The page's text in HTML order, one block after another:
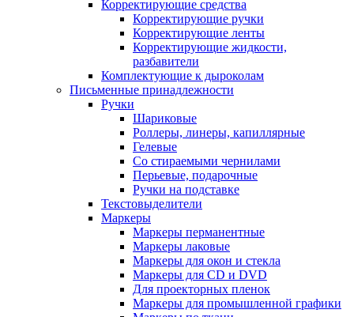
Корректирующие средства
Корректирующие ручки
Корректирующие ленты
Корректирующие жидкости,
разбавители
Комплектующие к дыроколам
Письменные принадлежности
Ручки
Шариковые
Роллеры, линеры, капиллярные
Гелевые
Со стираемыми чернилами
Перьевые, подарочные
Ручки на подставке
Текстовыделители
Маркеры
Маркеры перманентные
Маркеры лаковые
Маркеры для окон и стекла
Маркеры для CD и DVD
Для проекторных пленок
Маркеры для промышленной графики